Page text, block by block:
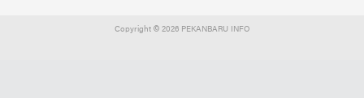
Copyright © 2026 PEKANBARU INFO